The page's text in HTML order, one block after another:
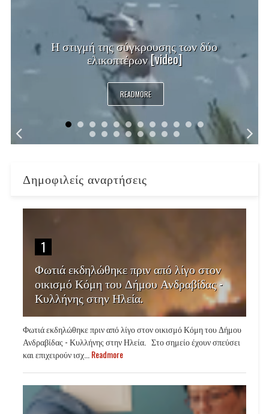
Η στιγμή της σύγκρουσης των δύο
ελικοπτέρων [video]
READMORE
Δημοφιλείς αναρτήσεις
1
Φωτιά εκδηλώθηκε πριν από λίγο στον
οικισμό Κόμη του Δήμου Ανδραβίδας -
Κυλλήνης στην Ηλεία.
Φωτιά εκδηλώθηκε πριν από λίγο στον οικισμό Κόμη του Δήμου
Ανδραβίδας - Κυλλήνης στην Ηλεία. Στο σημείο έχουν σπεύσει
και επιχειρούν ισχ... Readmore